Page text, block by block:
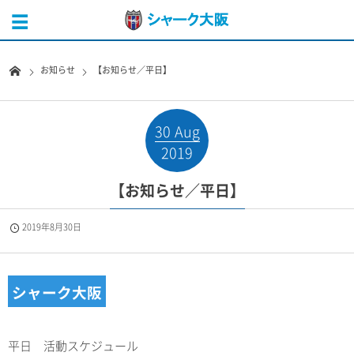
お知らせ 【お知らせ／平日】
30 Aug
2019
【お知らせ／平日】
2019年8月30日
シャーク大阪
平日 活動スケジュール